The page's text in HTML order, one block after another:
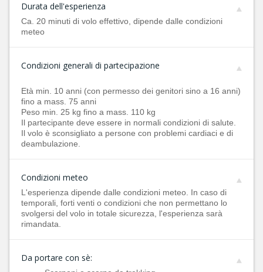
Durata dell'esperienza
Ca. 20 minuti di volo effettivo, dipende dalle condizioni
meteo
Condizioni generali di partecipazione
Età min. 10 anni (con permesso dei genitori sino a 16 anni)
fino a mass. 75 anni
Peso min. 25 kg fino a mass. 110 kg
Il partecipante deve essere in normali condizioni di salute.
Il volo è sconsigliato a persone con problemi cardiaci e di
deambulazione.
Condizioni meteo
L'esperienza dipende dalle condizioni meteo. In caso di
temporali, forti venti o condizioni che non permettano lo
svolgersi del volo in totale sicurezza, l'esperienza sarà
rimandata.
Da portare con sè: